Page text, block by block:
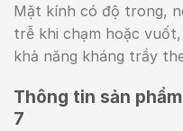
Mặt kính có độ trong,
trễ khi chạm hoặc
khả năng kháng trầy
Thông tin sản
7